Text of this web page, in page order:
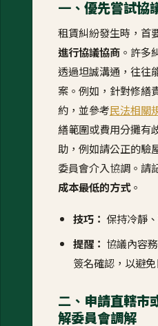
一、 優先嘗試協
租賃糾紛發生時，首
進行協議協商。許多
透過坦誠溝通，往往
案。例如，針對修繕
約，並參考民法相關
繕範圍或費用分攤有
助，例如請公正的驗
委員會介入協調。請
成本最低的方式。
技巧： 保持冷靜
提醒： 協議內容
簽名確認，以避
二、 申請直轄市
解委員會調解